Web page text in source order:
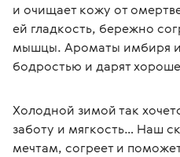
и очищает кожу от
ей гладкость, бережно
мышцы. Ароматы имбиря
бодростью и дарят
Холодной зимой так
заботу и мягкость… Наш
мечтам, согреет и